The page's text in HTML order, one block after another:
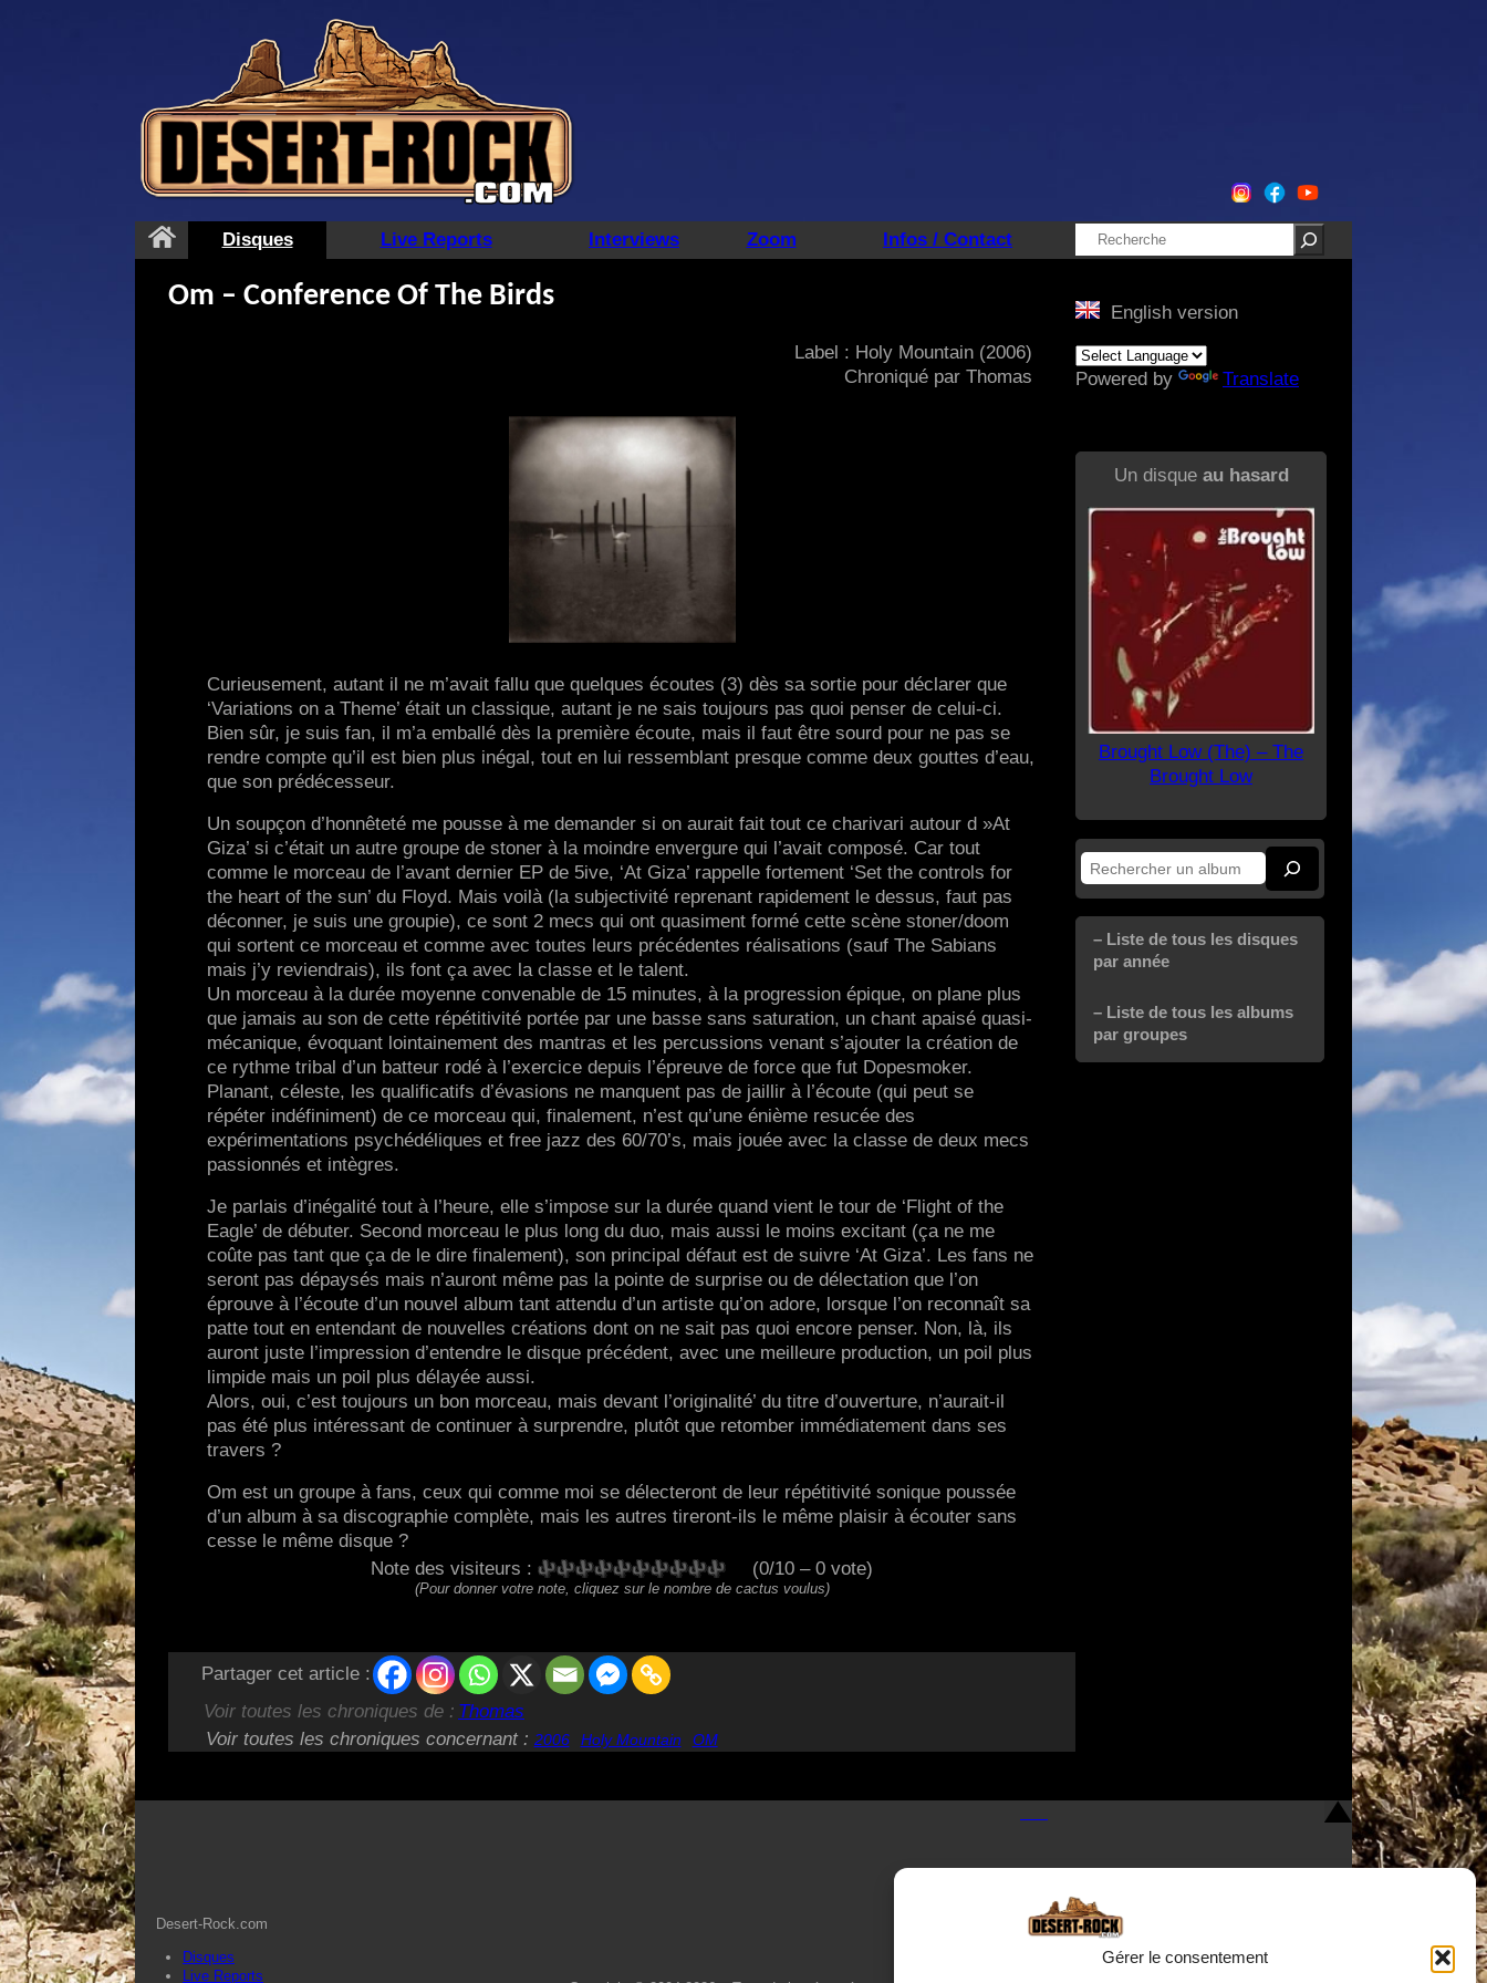
Gérer le consentement
Disques Live Reports Interviews Zoom Infos / Contact Rechercher
Om – Conference Of The Birds
Label : Holy Mountain (2006)
Chroniqué par Thomas
Curieusement, autant il ne m’avait fallu que quelques écoutes (3) dès sa sortie pour déclarer que
‘Variations on a Theme’ était un classique, autant je ne sais toujours pas quoi penser de celui-ci.
Bien sûr, je suis fan, il m’a emballé dès la première écoute, mais il faut être sourd pour ne pas se
rendre compte qu’il est bien plus inégal, tout en lui ressemblant presque comme deux gouttes d’eau,
que son prédécesseur.
Un soupçon d’honnêteté me pousse à me demander si on aurait fait tout ce charivari autour d »At
Giza’ si c’était un autre groupe de stoner à la moindre envergure qui l’avait composé. Car tout
comme le morceau de l’avant dernier EP de 5ive, ‘At Giza’ rappelle fortement ‘Set the controls for
the heart of the sun’ du Floyd. Mais voilà (la subjectivité reprenant rapidement le dessus, faut pas
déconner, je suis une groupie), ce sont 2 mecs qui ont quasiment formé cette scène stoner/doom
qui sortent ce morceau et comme avec toutes leurs précédentes réalisations (sauf The Sabians
mais j’y reviendrais), ils font ça avec la classe et le talent.
Un morceau à la durée moyenne convenable de 15 minutes, à la progression épique, on plane plus
que jamais au son de cette répétitivité portée par une basse sans saturation, un chant apaisé quasi-
mécanique, évoquant lointainement des mantras et les percussions venant s’ajouter la création de
ce rythme tribal d’un batteur rodé à l’exercice depuis l’épreuve de force que fut Dopesmoker.
Planant, céleste, les qualificatifs d’évasions ne manquent pas de jaillir à l’écoute (qui peut se
répéter indéfiniment) de ce morceau qui, finalement, n’est qu’une énième resucée des
expérimentations psychédéliques et free jazz des 60/70’s, mais jouée avec la classe de deux mecs
passionnés et intègres.
Je parlais d’inégalité tout à l’heure, elle s’impose sur la durée quand vient le tour de ‘Flight of the
Eagle’ de débuter. Second morceau le plus long du duo, mais aussi le moins excitant (ça ne me
coûte pas tant que ça de le dire finalement), son principal défaut est de suivre ‘At Giza’. Les fans ne
seront pas dépaysés mais n’auront même pas la pointe de surprise ou de délectation que l’on
éprouve à l’écoute d’un nouvel album tant attendu d’un artiste qu’on adore, lorsque l’on reconnaît sa
patte tout en entendant de nouvelles créations dont on ne sait pas quoi encore penser. Non, là, ils
auront juste l’impression d’entendre le disque précédent, avec une meilleure production, un poil plus
limpide mais un poil plus délayée aussi.
Alors, oui, c’est toujours un bon morceau, mais devant l’originalité’ du titre d’ouverture, n’aurait-il
pas été plus intéressant de continuer à surprendre, plutôt que retomber immédiatement dans ses
travers ?
Om est un groupe à fans, ceux qui comme moi se délecteront de leur répétitivité sonique poussée
d’un album à sa discographie complète, mais les autres tireront-ils le même plaisir à écouter sans
cesse le même disque ?
Note des visiteurs :
(0/10 – 0 vote)
(Pour donner votre note, cliquez sur le nombre de cactus voulus)
Partager cet article :
Voir toutes les chroniques de : Thomas
Voir toutes les chroniques concernant : 2006 Holy Mountain OM
English version
Powered by Translate
Un disque au hasard
Brought Low (The) – The
Brought Low
Rechercher
– Liste de tous les disques
par année
– Liste de tous les albums
par groupes
Desert-Rock.com
Disques
Live Reports